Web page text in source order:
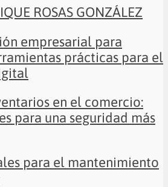
ROSAS GONZÁLEZ
empresarial para
prácticas para el
en el comercio:
para una seguridad más
para el mantenimiento